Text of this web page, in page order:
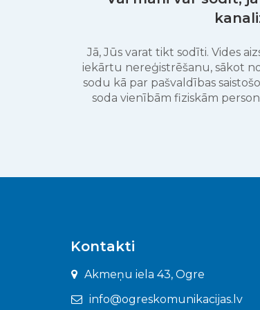
Jā, Jūs varat tikt sodīti. Vides
iekārtu nereģistrēšanu, sākot
sodu kā par pašvaldības
soda vienībām fiziskām
Kontakti
Akmeņu iela 43, Ogre
info@ogreskomunikacijas.lv